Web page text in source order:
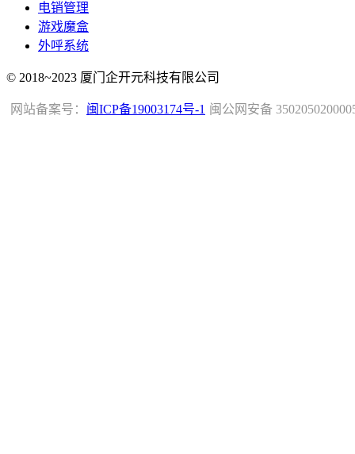
电销管理
游戏魔盒
外呼系统
© 2018~2023 厦门企开元科技有限公司
闽公网安备
网站备案号： 闽ICP备19003174号-1